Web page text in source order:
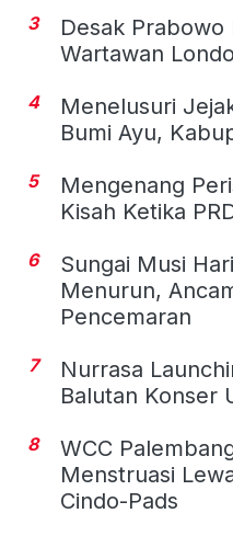
3
Desak
Wartawan
4
Menelusuri
Bumi Ayu,
5
Mengenang
Kisah Ketika
6
Sungai Musi
Menurun,
Pencemaran
7
Nurrasa
Balutan Konser
8
WCC
Menstruasi
Cindo-Pads